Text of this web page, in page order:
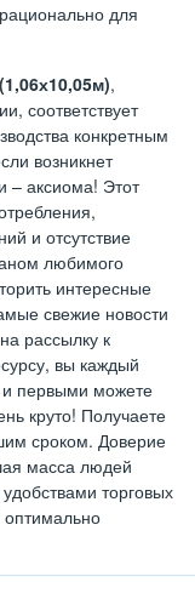
для
,
соответствует
конкретным
возникнет
– аксиома! Этот
и отсутствие
любимого
интересные
свежие новости
рассылку к
вы каждый
и первыми можете
круто! Получаете
сроком. Доверие
масса людей
торговых
оптимально